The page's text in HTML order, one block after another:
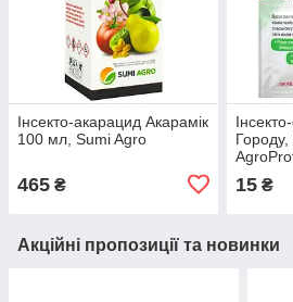
Інсекто-акарацид Акарамік
100 мл, Sumi Agro
465 ₴ 15₴
Акційні пропозиції та новинки